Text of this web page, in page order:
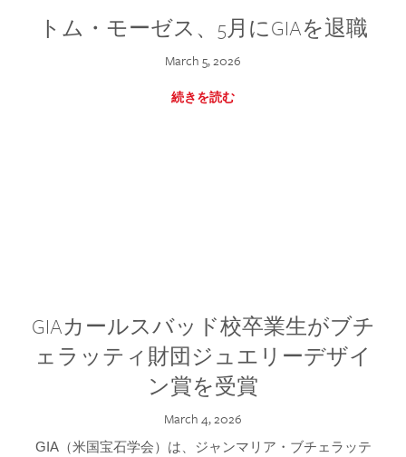
トム・モーゼス、5月にGIAを退職
March 5, 2026
続きを読む
GIAカールスバッド校卒業生がブチ
ェラッティ財団ジュエリーデザイ
ン賞を受賞
March 4, 2026
GIA（米国宝石学会）は、ジャンマリア・ブチェラッテ